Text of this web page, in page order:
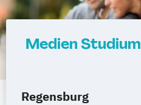
Medien
Regensburg